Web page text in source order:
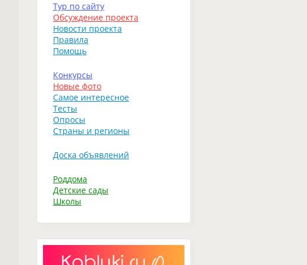
Тур по сайту
Обсуждение проекта
Новости проекта
Правила
Помощь
Конкурсы
Новые фото
Самое интересное
Тесты
Опросы
Страны и регионы
Доска объявлений
Роддома
Детские сады
Школы